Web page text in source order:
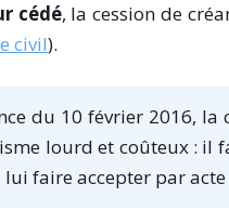
cédé, la cession de
civil).
du 10 février 2016, la
lourd et coûteux : il
faire accepter par